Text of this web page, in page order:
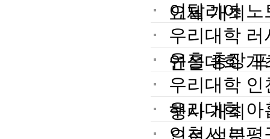
요제 개최
이탈리아
우리대학
연설대회 개
유홍 총장
우리대학 인
행사 개최
우리대학
인천시 부